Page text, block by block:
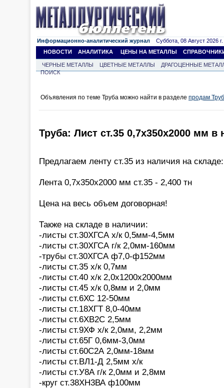
Информационно-аналитический журнал Суббота, 08 Август 2026 г.
НОВОСТИ
АНАЛИТИКА ЦЕНЫ НА МЕТАЛЛЫ
ЧЕРНЫЕ МЕТАЛЛЫ ЦВЕТНЫЕ МЕТАЛЛЫ
ДРАГОЦЕННЫЕ
ПОИСК
Объявления по теме Труба можно найти в разделе продам
Труба: Лист ст.35 0,7х350х2000 мм в
Предлагаем ленту ст.35 из наличия на складе:
Лента 0,7х350х2000 мм ст.35 - 2,400 тн
Цена на весь объем договорная!
Также на складе в наличии:
-листы ст.30ХГСА х/к 0,5мм-4,5мм
-листы ст.30ХГСА г/к 2,0мм-160мм
-трубы ст.30ХГСА ф7,0-ф152мм
-листы ст.35 х/к 0,7мм
-листы ст.40 х/к 2,0х1200х2000мм
-листы ст.45 х/к 0,8мм и 2,0мм
-листы ст.6ХС 12-50мм
-листы ст.18ХГТ 8,0-40мм
-листы ст.6ХВ2С 2,5мм
-листы ст.9ХФ х/к 2,0мм, 2,2мм
-листы ст.65Г 0,6мм-3,0мм
-листы ст.60С2А 2,0мм-18мм
-листы ст.ВЛ1-Д 2,5мм х/к
-листы ст.У8А г/к 2,0мм и 2,8мм
-круг ст.38ХН3ВА ф100мм